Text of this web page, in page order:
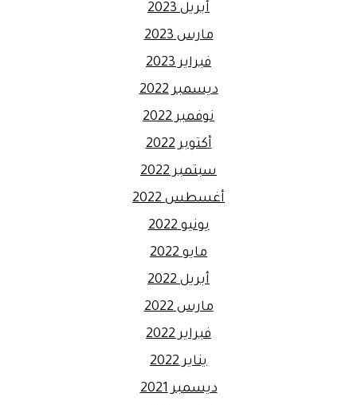
أبريل 2023
مارس 2023
فبراير 2023
ديسمبر 2022
نوفمبر 2022
أكتوبر 2022
سبتمبر 2022
أغسطس 2022
يونيو 2022
مايو 2022
أبريل 2022
مارس 2022
فبراير 2022
يناير 2022
ديسمبر 2021